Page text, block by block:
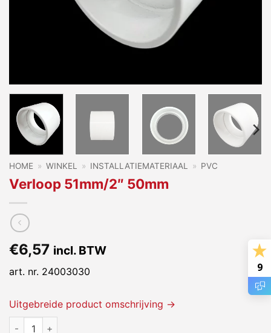
HOME » WINKEL » INSTALLATIEMATERIAAL » PVC
Verloop 51mm/2″ 50mm
€6,57 incl. BTW
art. nr. 24003030
Uitgebreide product omschrijving →
Verloop 51mm/2" 50mm aantal
9